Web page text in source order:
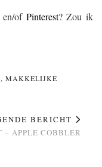
en/of Pinterest? Zou ik
, MAKKELIJKE
BERICHT
– APPLE COBBLER